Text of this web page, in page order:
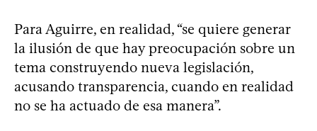
Para Aguirre, en realidad, “se quiere generar
la ilusión de que hay preocupación sobre un
tema construyendo nueva legislación,
acusando transparencia, cuando en realidad
no se ha actuado de esa manera”.